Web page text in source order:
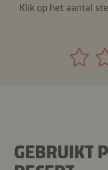
Klik op het aantal
GEBRUIKT